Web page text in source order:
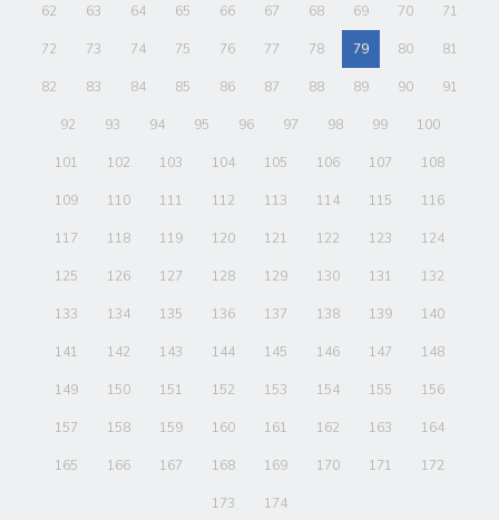
62 63 64 65 66 67 68 69 70 71
72 73 74 75 76 77 78 79 80 81
82 83 84 85 86 87 88 89 90 91
92 93 94 95 96 97 98 99 100
101 102 103 104 105 106 107 108
109 110 111 112 113 114 115 116
117 118 119 120 121 122 123 124
125 126 127 128 129 130 131 132
133 134 135 136 137 138 139 140
141 142 143 144 145 146 147 148
149 150 151 152 153 154 155 156
157 158 159 160 161 162 163 164
165 166 167 168 169 170 171 172
173 174